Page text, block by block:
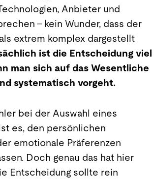
Anbieter und
– kein Wunder, dass der
extrem komplex dargestellt
ist die Entscheidung viel
man sich auf das Wesentliche
systematisch vorgeht.
bei der Auswahl eines
es, den persönlichen
emotionale Präferenzen
Doch genau das hat hier
Entscheidung sollte rein